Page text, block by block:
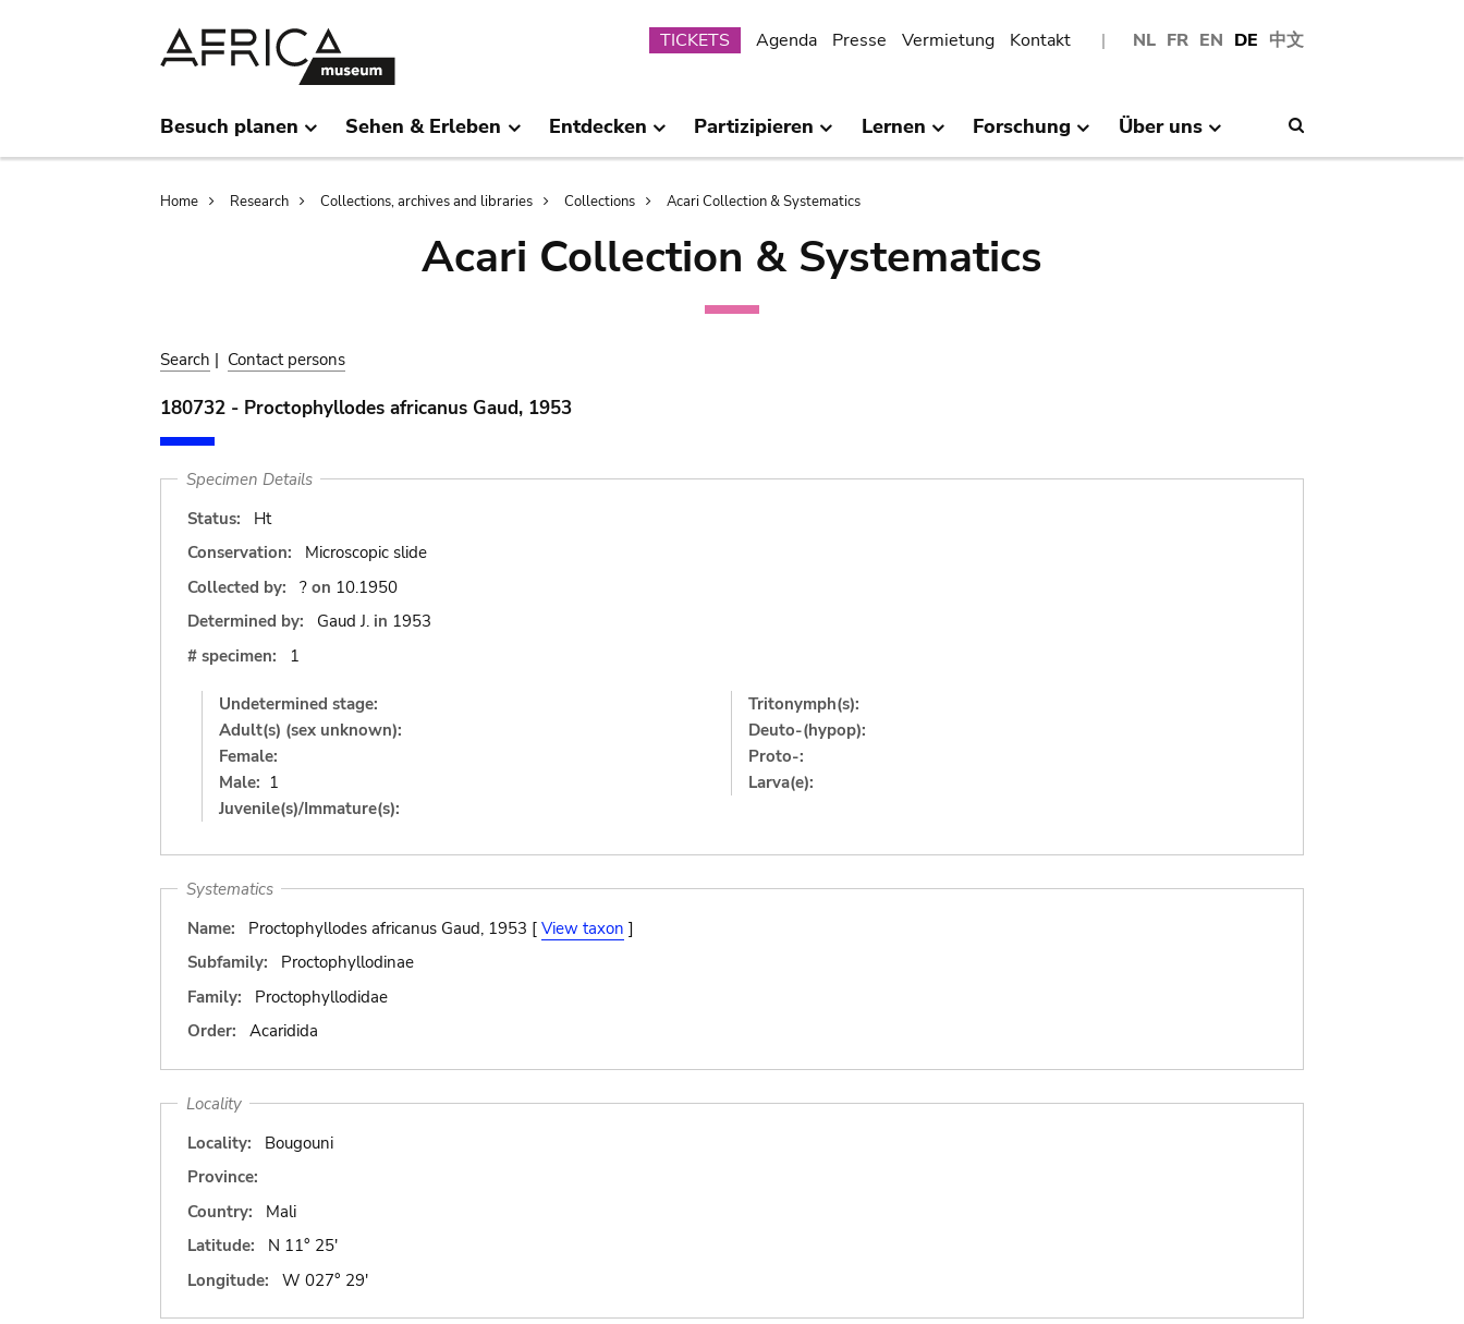
NL FR EN DE 中文
Submenu
TICKETS Agenda Presse Vermietung Kontakt
Besuch planen Sehen & Erleben Entdecken Partizipieren Lernen Forschung Über uns
Breadcrumb
Home Research Collections, archives and libraries Collections Acari Collection & Systematics
Acari Collection & Systematics
Search | Contact persons
180732 - Proctophyllodes africanus Gaud, 1953
Specimen Details
Status:
Ht
Conservation:
Microscopic slide
Collected by:
? on 10.1950
Determined by:
Gaud J. in 1953
# specimen:
1
Undetermined stage:
Adult(s) (sex unknown):
Female:
Male: 1
Juvenile(s)/Immature(s):
Tritonymph(s):
Deuto-(hypop):
Proto-:
Larva(e):
Systematics
Name:
Proctophyllodes africanus Gaud, 1953 [ View taxon ]
Subfamily:
Proctophyllodinae
Family:
Proctophyllodidae
Order:
Acaridida
Locality
Locality:
Bougouni
Province:
Country:
Mali
Latitude:
N 11° 25'
Longitude:
W 027° 29'